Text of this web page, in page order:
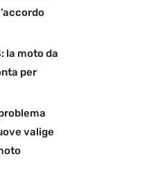
la moto da
per
valige